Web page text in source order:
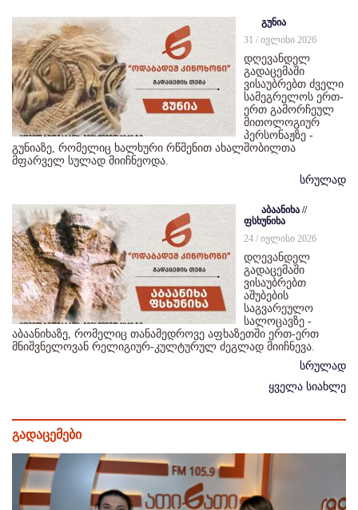
გუნია
31 / ივლისი 2026
დღევანდელ
გადაცემაში
ვისაუბრებთ ძველი
სამეგრელოს ერთ-
ერთ გამორჩეულ
მითოლოგიურ
პერსონაჟზე -
გუნიაზე, რომელიც ხალხური რწმენით ახალშობილთა
მფარველ სულად მიიჩნეოდა.
სრულად
აბაანიხა //
ფსხუნიხა
24 / ივლისი 2026
დღევანდელ
გადაცემაში
ვისაუბრებთ
აშუბების
საგვარეულო
სალოცავზე -
აბაანიხაზე, რომელიც თანამედროვე აფხაზეთში ერთ-ერთ
მნიშვნელოვან რელიგიურ-კულტურულ ძეგლად მიიჩნევა.
სრულად
ყველა სიახლე
გადაცემები